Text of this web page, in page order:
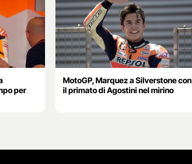
per
MotoGP, Marquez a Silverstone con
il primato di Agostini nel mirino